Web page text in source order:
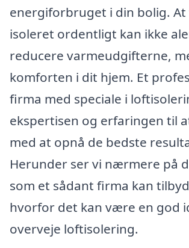
energiforbruget i din bolig.
isoleret ordentligt kan ikke
reducere varmeudgifterne,
komforten i dit hjem. Et
firma med speciale i
ekspertisen og erfaringen til
med at opnå de bedste
Herunder ser vi nærmere på
som et sådant firma kan
hvorfor det kan være en god
overveje loftisolering.